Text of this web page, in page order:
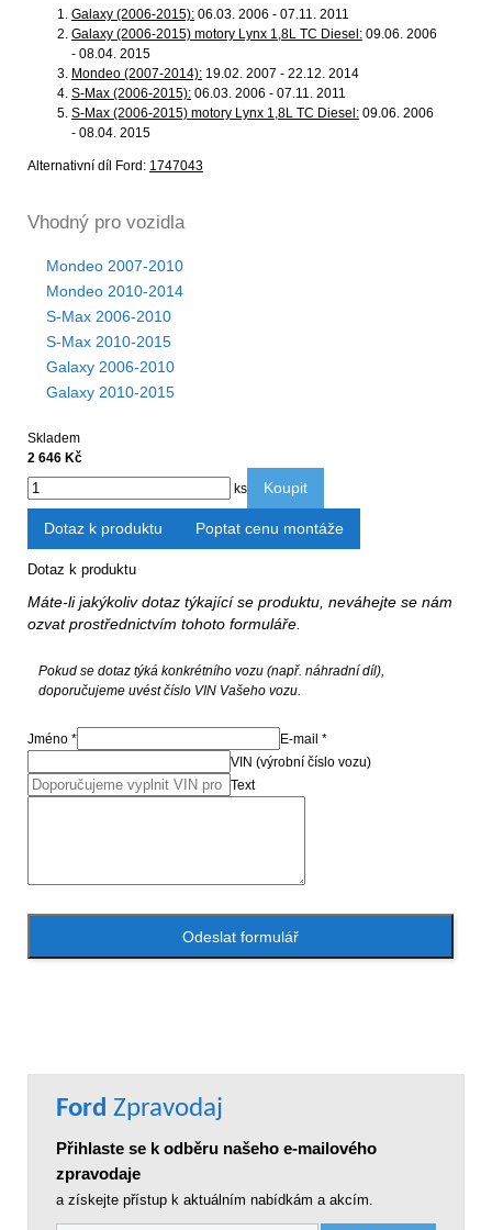
Galaxy (2006-2015): 06.03. 2006 - 07.11. 2011
Galaxy (2006-2015) motory Lynx 1,8L TC Diesel: 09.06. 2006
- 08.04. 2015
Mondeo (2007-2014): 19.02. 2007 - 22.12. 2014
S-Max (2006-2015): 06.03. 2006 - 07.11. 2011
S-Max (2006-2015) motory Lynx 1,8L TC Diesel: 09.06. 2006
- 08.04. 2015
Alternativní díl Ford: 1747043
Vhodný pro vozidla
Mondeo 2007-2010
Mondeo 2010-2014
S-Max 2006-2010
S-Max 2010-2015
Galaxy 2006-2010
Galaxy 2010-2015
Skladem
2 646 Kč
ks
Koupit
Dotaz k produktu Poptat cenu montáže
Dotaz k produktu
Máte-li jakýkoliv dotaz týkající se produktu, neváhejte se nám
ozvat prostřednictvím tohoto formuláře.
Pokud se dotaz týká konkrétního vozu (např. náhradní díl),
doporučujeme uvést číslo VIN Vašeho vozu.
Jméno *
E-mail *
VIN (výrobní číslo vozu)
Text
Odeslat formulář
Ford Zpravodaj
Přihlaste se k odběru našeho e-mailového
zpravodaje
a získejte přístup k aktuálním nabídkám a akcím.